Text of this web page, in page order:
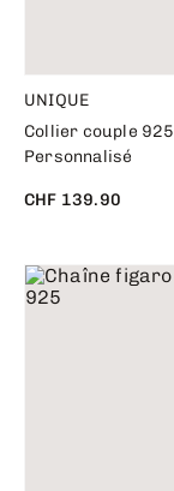
UNIQUE
Collier couple 925
Personnalisé
CHF 139.90